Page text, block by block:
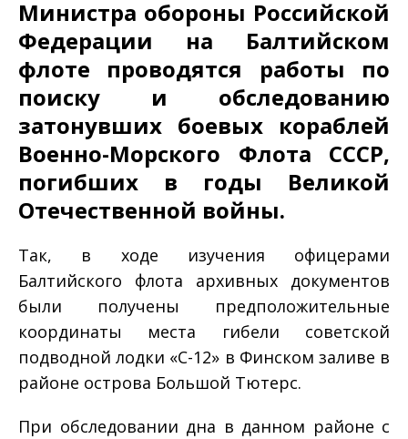
Министра обороны Российской
Федерации на Балтийском
флоте проводятся работы по
поиску и обследованию
затонувших боевых кораблей
Военно-Морского Флота СССР,
погибших в годы Великой
Отечественной войны.
Так, в ходе изучения офицерами
Балтийского флота архивных документов
были получены предположительные
координаты места гибели советской
подводной лодки «С-12» в Финском заливе в
районе острова Большой Тютерс.
При обследовании дна в данном районе с